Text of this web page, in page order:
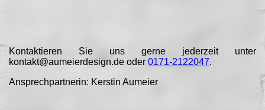
Kontaktieren Sie uns gerne jederzeit unter
kontakt@aumeierdesign.de oder 0171-2122047.
Ansprechpartnerin: Kerstin Aumeier